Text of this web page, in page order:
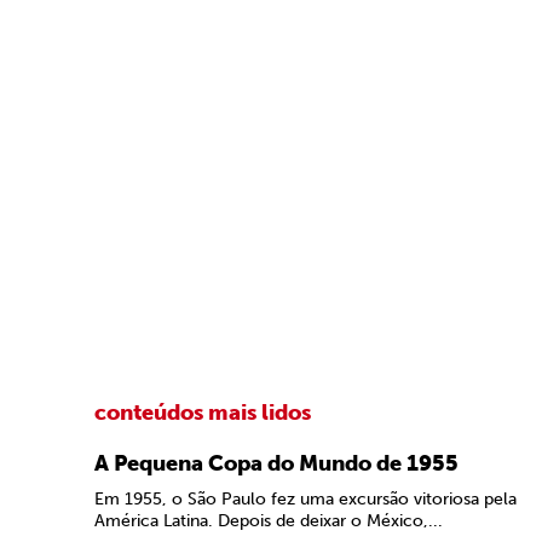
conteúdos mais lidos
A Pequena Copa do Mundo de 1955
Em 1955, o São Paulo fez uma excursão vitoriosa pela
América Latina. Depois de deixar o México,...